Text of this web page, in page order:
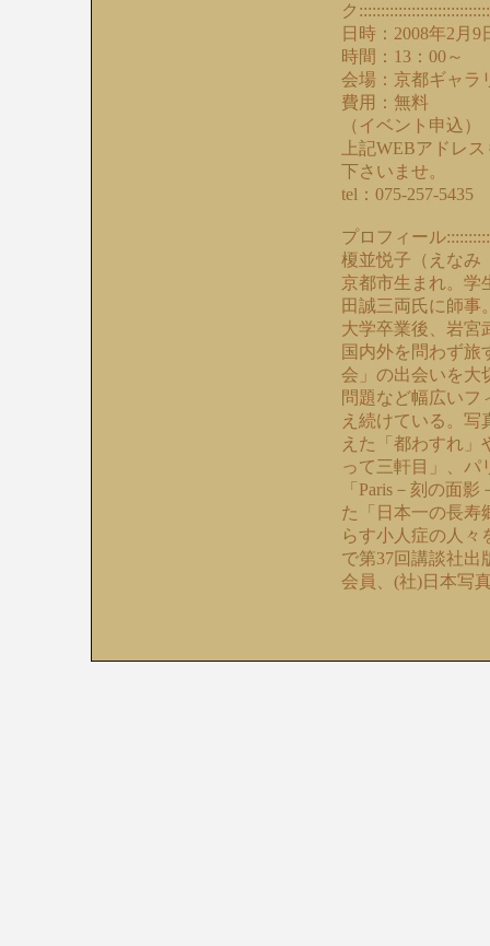
ク
日時：2008年2月9
時間：13：00～
会場：京都ギャラ
費用：無料
（イベント申込）
上記WEBアドレ
下さいませ。
tel：075-257-5435
プロフィール
榎並悦子（えな
京都市生まれ。学
田誠三両氏に師事
大学卒業後、岩宮
国内外を問わず旅
会」の出会いを大
問題など幅広いフ
え続けている。写
えた「都わすれ」
って三軒目」、パ
「Paris－刻の面
た「日本一の長寿
らす小人症の人々
で第37回講談社出
会員、(社)日本写